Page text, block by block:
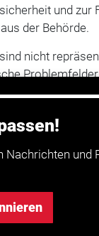
Nachrichten und
und zur
der Behörde.
nicht